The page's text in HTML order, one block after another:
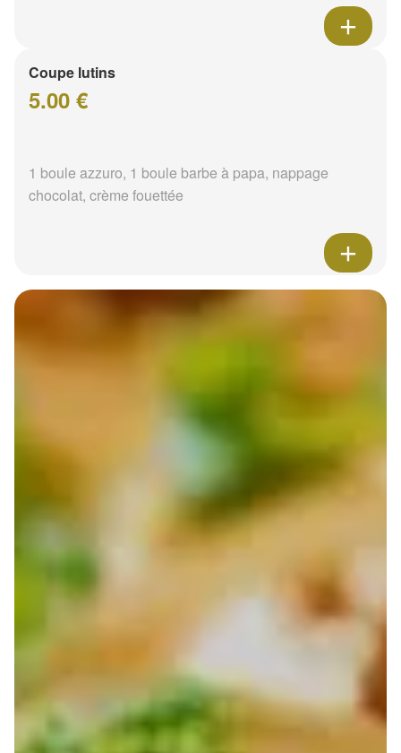
Coupe lutins
5.00 €
1 boule azzuro, 1 boule barbe à papa, nappage
chocolat, crème fouettée